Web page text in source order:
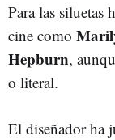
Para las siluetas
cine como
Hepburn,
o literal.
El diseñador ha